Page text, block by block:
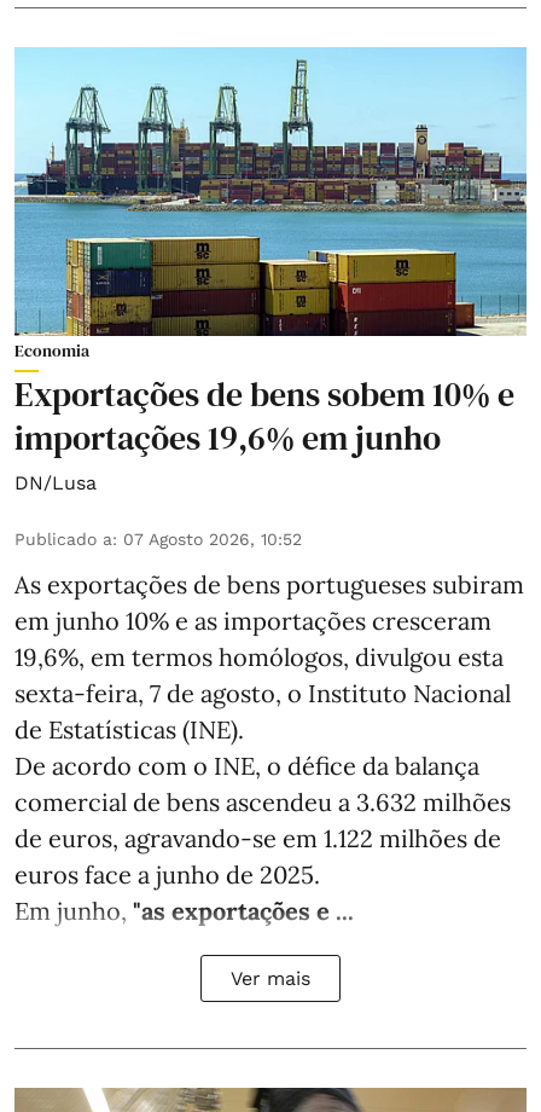
Economia
Exportações de bens sobem 10% e
importações 19,6% em junho
DN/Lusa
Publicado a: 07 Agosto 2026, 10:52
As exportações de bens portugueses subiram
em junho 10% e as importações cresceram
19,6%, em termos homólogos, divulgou esta
sexta-feira, 7 de agosto, o Instituto Nacional
de Estatísticas (INE).
De acordo com o INE, o défice da balança
comercial de bens ascendeu a 3.632 milhões
de euros, agravando-se em 1.122 milhões de
euros face a junho de 2025.
Em junho, "as exportações e ...
Ver mais